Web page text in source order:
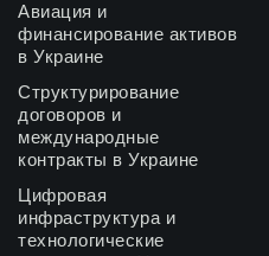
Авиация и
финансирование активов
в Украине
Структурирование
договоров и
международные
контракты в Украине
Цифровая
инфраструктура и
технологические